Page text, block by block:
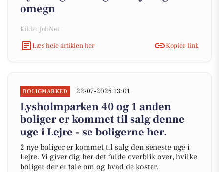
omegn
Kilde: JobNet
Læs hele artiklen her
Kopiér link
BOLIGMARKED 22-07-2026 13:01
Lysholmparken 40 og 1 anden
boliger er kommet til salg denne
uge i Lejre - se boligerne her.
2 nye boliger er kommet til salg den seneste uge i
Lejre. Vi giver dig her det fulde overblik over, hvilke
boliger der er tale om og hvad de koster.